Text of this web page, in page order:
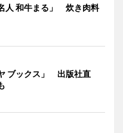
人 和牛まる」 炊き肉料
ブックス」 出版社直